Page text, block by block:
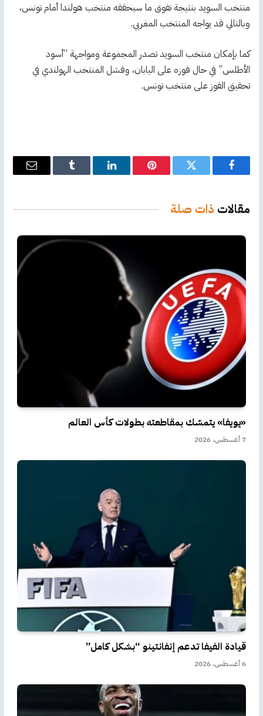
منتخب السويد بنتيجة تفوق ما سيحققه منتخب هولندا أمام تونس،
وبالتالي قد يواجه المنتخب المغربي.
كما بإمكان منتخب السويد تصدر المجموعة ومواجهة “أسود
الأطلس” في حال فوزه على اليابان، وفشل المنتخب الهولندي في
تحقيق الفوز على منتخب تونس.
فيسبوك تويتر بينتيريستلينكدإن Tumblr
البريد
مقالات ذات صلة
«يويفا» يتمسّك بمقاطعته بطولات كأس العالم
7 أغسطس، 2026
قيادة الفيفا تدعم إنفانتينو “بشكل كامل”
6 أغسطس، 2026